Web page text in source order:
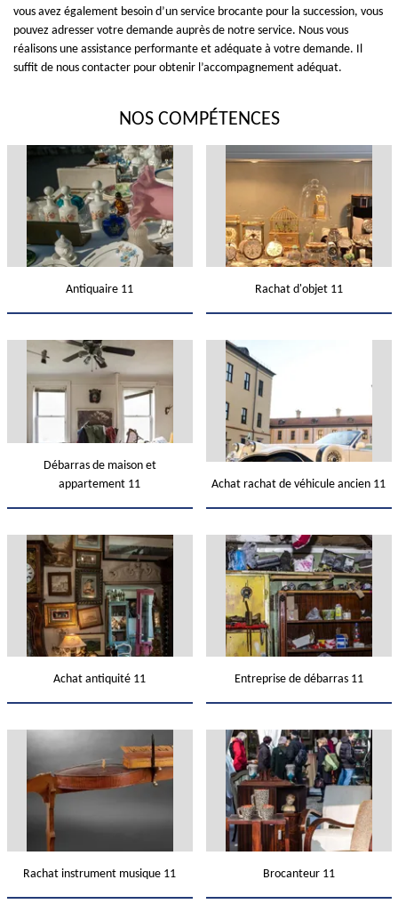
vous avez également besoin d’un service brocante pour la succession, vous
pouvez adresser votre demande auprès de notre service. Nous vous
réalisons une assistance performante et adéquate à votre demande. Il
suffit de nous contacter pour obtenir l’accompagnement adéquat.
NOS COMPÉTENCES
Antiquaire 11 Rachat d'objet 11
Débarras de maison et
appartement 11
Achat rachat de véhicule ancien 11
Achat antiquité 11 Entreprise de débarras 11
Rachat instrument musique 11 Brocanteur 11